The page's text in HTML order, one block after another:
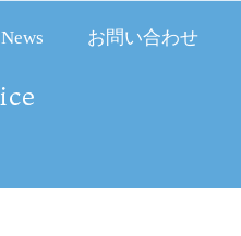
News お問い合わせ